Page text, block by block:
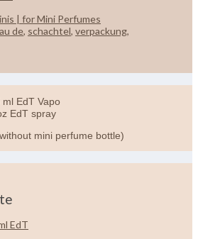
| for Mini Perfumes
de, schachtel, verpackung,
EdT Vapo
EdT spray
mini perfume bottle)